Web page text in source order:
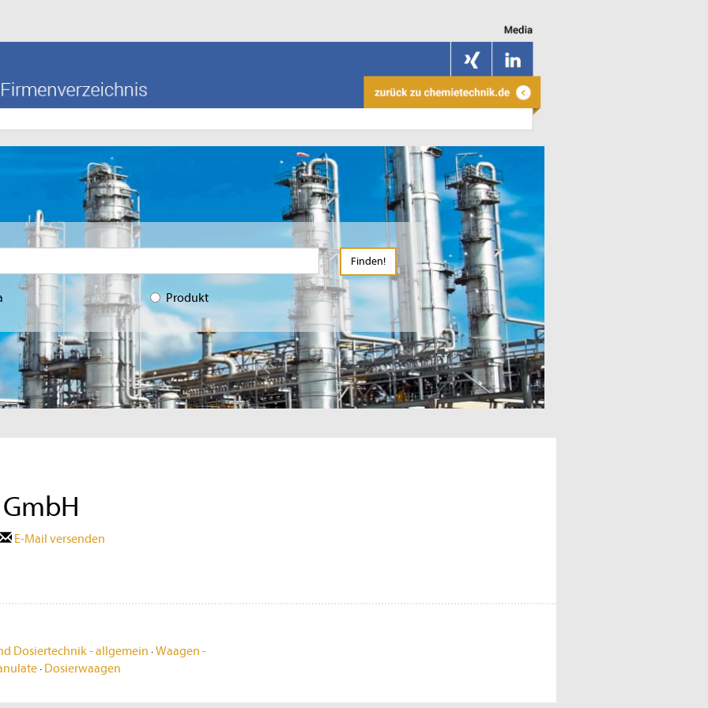
Finden!
Produkt
E-Mail versenden
Dosiertechnik - allgemein ·Waagen -
· Dosierwaagen